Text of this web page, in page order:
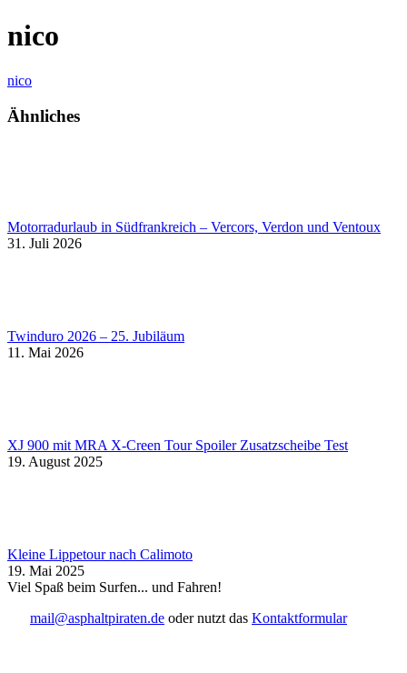
nico
nico
Ähnliches
Motorradurlaub in Südfrankreich – Vercors, Verdon und Ventoux
31. Juli 2026
Twinduro 2026 – 25. Jubiläum
11. Mai 2026
XJ 900 mit MRA X-Creen Tour Spoiler Zusatzscheibe Test
19. August 2025
Kleine Lippetour nach Calimoto
19. Mai 2025
Viel Spaß beim Surfen... und Fahren!
mail@asphaltpiraten.de oder nutzt das Kontaktformular